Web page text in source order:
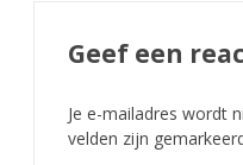
n
n
i
Geef een
Je e-mailadres wordt
velden zijn